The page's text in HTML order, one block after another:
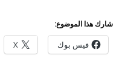
شارك هذا الموضوع:
فيس بوك X